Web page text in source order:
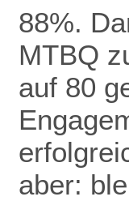
88%.
MTBQ
auf 80
aber: